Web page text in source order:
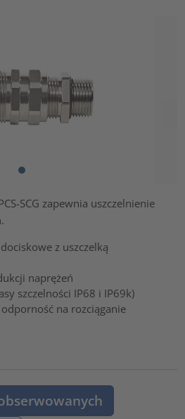
SCG zapewnia uszczelnienie
z uszczelką
naprężeń
szczelności IP68 i IP69k)
na rozciąganie